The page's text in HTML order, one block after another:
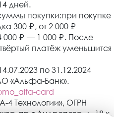
дней.
покупки:при покупке
300 ₽ , от 2 000 ₽
000 ₽ — 1 000 ₽. После
платёж уменьшится
по 31.12.2024
«Альфа-Банк».
card
Технологии», ОГРН
пр-т Андропова, д. 18 к.